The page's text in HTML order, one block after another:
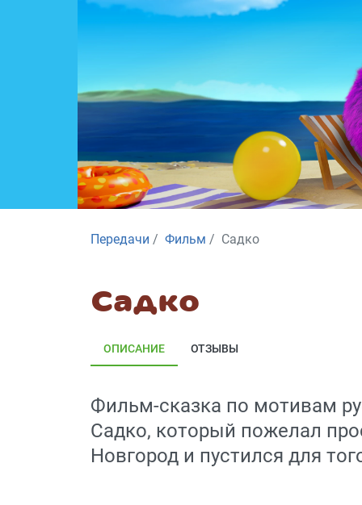
Передачи Фильм Садко
Садко
ОПИСАНИЕ ОТЗЫВЫ
Фильм-сказка по мотивам
Садко, который пожелал
Новгород и пустился для